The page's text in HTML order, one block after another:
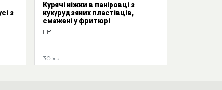
з
Курячі ніжки в паніровці з
кукурудзяних пластівців,
смажені у фритюрі
ГР
30 хв